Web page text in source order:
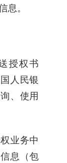
。
授权书
人民银
、使用
业务中
息（包